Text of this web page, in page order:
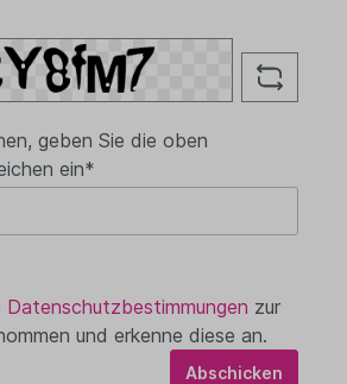
geben Sie die oben
ein*
Datenschutzbestimmungen zur
und erkenne diese an.
Abschicken